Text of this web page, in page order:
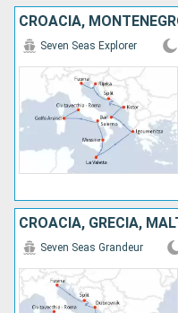
Seven Seas Explorer
CROACIA, GRECIA,
Seven Seas Grandeur